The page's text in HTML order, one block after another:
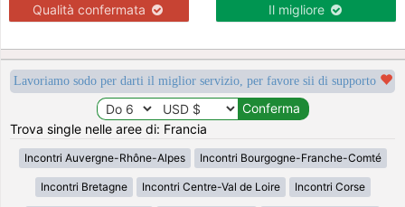
Qualità confermata Il migliore
Lavoriamo sodo per darti il miglior servizio, per favore sii di supporto
Trova single nelle aree di: Francia
Incontri Auvergne-Rhône-Alpes Incontri Bourgogne-Franche-Comté
Incontri Bretagne Incontri Centre-Val de Loire Incontri Corse